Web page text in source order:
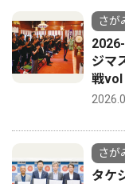
さが
ジマ
戦
さが
タケ